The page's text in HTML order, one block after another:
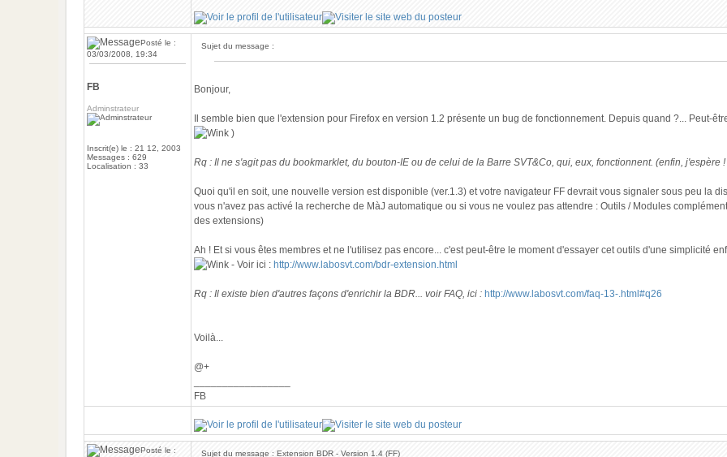
Posté le :
03/03/2008, 19:34
FB
Adminstrateur
Inscrit(e) le : 21 12, 2003
Messages : 629
Localisation : 33
Sujet du message :
Bonjour,
Il semble bien que l'extension pour Firefox en version 1.2 présente un bug de fonctionnement. Depuis quand ?... Peut-
)
Rq : Il ne s'agit pas du bookmarklet, du bouton-IE ou de celui de la Barre SVT&Co, qui, eux, fonctionnent. (enfin, j'espère
Quoi qu'il en soit, une nouvelle version est disponible (ver.1.3) et votre navigateur FF devrait vous signaler sous peu la
vous n'avez pas activé la recherche de MàJ automatique ou si vous ne voulez pas attendre : Outils / Modules
des extensions)
Ah ! Et si vous êtes membres et ne l'utilisez pas encore... c'est peut-être le moment d'essayer cet outils d'une simplicité
- Voir ici : http://www.labosvt.com/bdr-extension.html
Rq : Il existe bien d'autres façons d'enrichir la BDR... voir FAQ, ici : http://www.labosvt.com/faq-13-.html#q26
Voilà...
@+
FB
Posté le : Sujet du message : Extension BDR - Version 1.4 (FF)